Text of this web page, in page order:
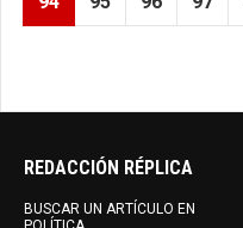
REDACCIÓN RÉPLICA
BUSCAR UN ARTÍCULO EN